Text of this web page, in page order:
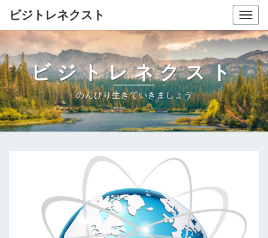
ビジトレネクスト
ビジトレネクスト
のんびり生きていきましょう